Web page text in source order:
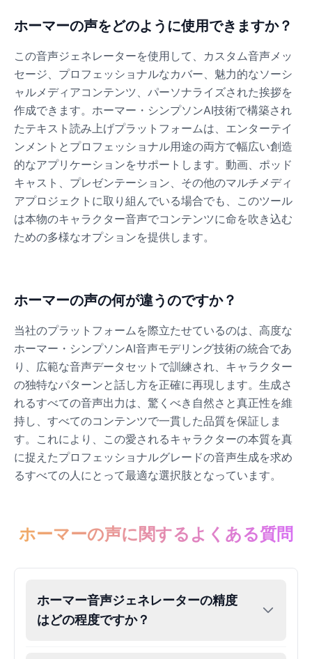
ホーマーの声をどのように使用できますか？
この音声ジェネレーターを使用して、カスタム音声メッ
セージ、プロフェッショナルなカバー、魅力的なソーシ
ャルメディアコンテンツ、パーソナライズされた挨拶を
作成できます。ホーマー・シンプソンAI技術で構築され
たテキスト読み上げプラットフォームは、エンターテイ
ンメントとプロフェッショナル用途の両方で幅広い創造
的なアプリケーションをサポートします。動画、ポッド
キャスト、プレゼンテーション、その他のマルチメディ
アプロジェクトに取り組んでいる場合でも、このツール
は本物のキャラクター音声でコンテンツに命を吹き込む
ための多様なオプションを提供します。
ホーマーの声の何が違うのですか？
当社のプラットフォームを際立たせているのは、高度な
ホーマー・シンプソンAI音声モデリング技術の統合であ
り、広範な音声データセットで訓練され、キャラクター
の独特なパターンと話し方を正確に再現します。生成さ
れるすべての音声出力は、驚くべき自然さと真正性を維
持し、すべてのコンテンツで一貫した品質を保証しま
す。これにより、この愛されるキャラクターの本質を真
に捉えたプロフェッショナルグレードの音声生成を求め
るすべての人にとって最適な選択肢となっています。
ホーマーの声に関するよくある質問
ホーマー音声ジェネレーターの精度
はどの程度ですか？